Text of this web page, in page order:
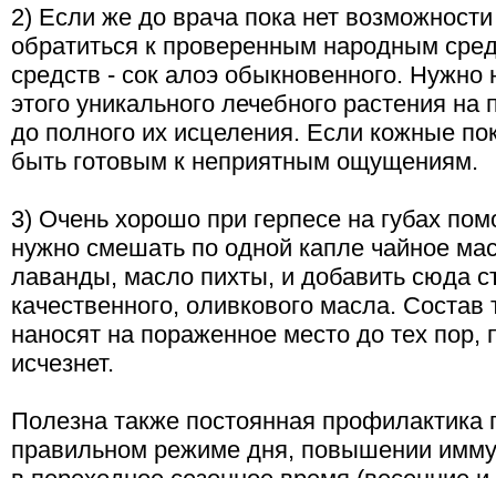
2) Если же до врача пока нет
обратиться к проверенным народным
средств - сок алоэ обыкновенного. Нужно
этого уникального лечебного растения
до полного их исцеления. Если кожные
быть готовым к неприятным ощущениям.
3) Очень хорошо при герпесе на губах
нужно смешать по одной капле чайное
лаванды, масло пихты, и добавить сюда
качественного, оливкового масла.
наносят на пораженное место до тех пор,
исчезнет.
Полезна также постоянная профилактика
правильном режиме дня, повышении